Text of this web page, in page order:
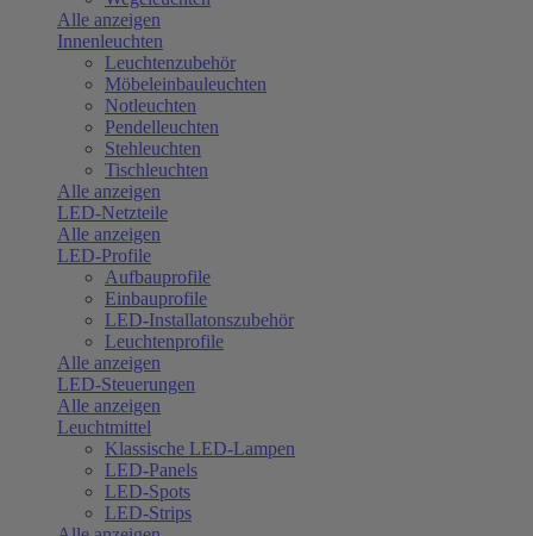
Alle anzeigen
Innenleuchten
Leuchtenzubehör
Möbeleinbauleuchten
Notleuchten
Pendelleuchten
Stehleuchten
Tischleuchten
Alle anzeigen
LED-Netzteile
Alle anzeigen
LED-Profile
Aufbauprofile
Einbauprofile
LED-Installatonszubehör
Leuchtenprofile
Alle anzeigen
LED-Steuerungen
Alle anzeigen
Leuchtmittel
Klassische LED-Lampen
LED-Panels
LED-Spots
LED-Strips